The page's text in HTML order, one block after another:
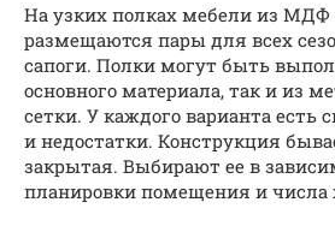
На узких полках мебели из МДФ
размещаются пары для всех
сапоги. Полки могут быть
основного материала, так и из
сетки. У каждого варианта есть
и недостатки. Конструкция
закрытая. Выбирают ее в
планировки помещения и числа